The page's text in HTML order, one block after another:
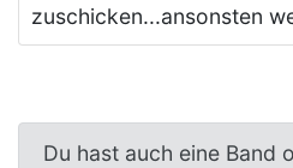
zuschicken...ansonsten
Du hast auch eine Band